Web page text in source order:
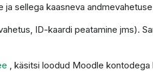
sellega kaasneva
ID-kaardi peatamine jms).
, käsitsi loodud Moodle kontodega